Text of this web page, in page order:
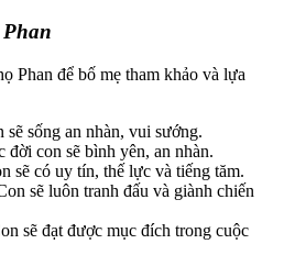
Phan để bố mẹ tham khảo và lựa
sẽ sống an nhàn, vui sướng.
đời con sẽ bình yên, an nhàn.
sẽ có uy tín, thế lực và tiếng tăm.
sẽ luôn tranh đấu và giành chiến
sẽ đạt được mục đích trong cuộc